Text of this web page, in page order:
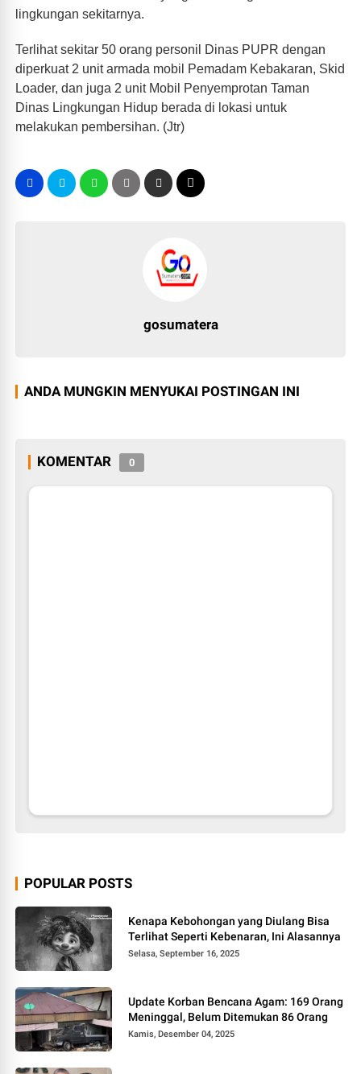
lingkungan sekitarnya.
Terlihat sekitar 50 orang personil Dinas PUPR dengan
diperkuat 2 unit armada mobil Pemadam Kebakaran, Skid
Loader, dan juga 2 unit Mobil Penyemprotan Taman
Dinas Lingkungan Hidup berada di lokasi untuk
melakukan pembersihan. (Jtr)
gosumatera
ANDA MUNGKIN MENYUKAI POSTINGAN INI
KOMENTAR 0
POPULAR POSTS
Kenapa Kebohongan yang Diulang Bisa
Terlihat Seperti Kebenaran, Ini Alasannya
Selasa, September 16, 2025
Update Korban Bencana Agam: 169 Orang
Meninggal, Belum Ditemukan 86 Orang
Kamis, Desember 04, 2025